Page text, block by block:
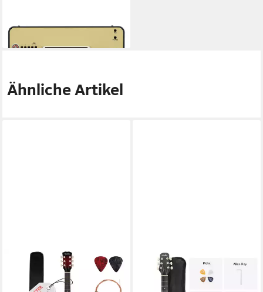
469,00 €
lieferbar - in 2-3 Werktagen bei dir
Ähnliche Artikel